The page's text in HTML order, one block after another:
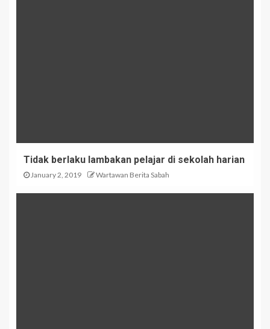
Tidak berlaku lambakan pelajar di sekolah harian
January 2, 2019 Wartawan Berita Sabah